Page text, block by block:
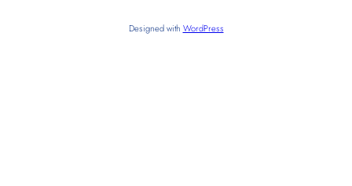
Designed with WordPress